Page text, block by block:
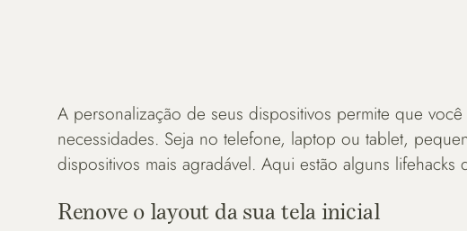
A personalização de seus dispositivos permite que
necessidades. Seja no telefone, laptop ou tablet,
dispositivos mais agradável. Aqui estão alguns
Renove o layout da sua tela inicial